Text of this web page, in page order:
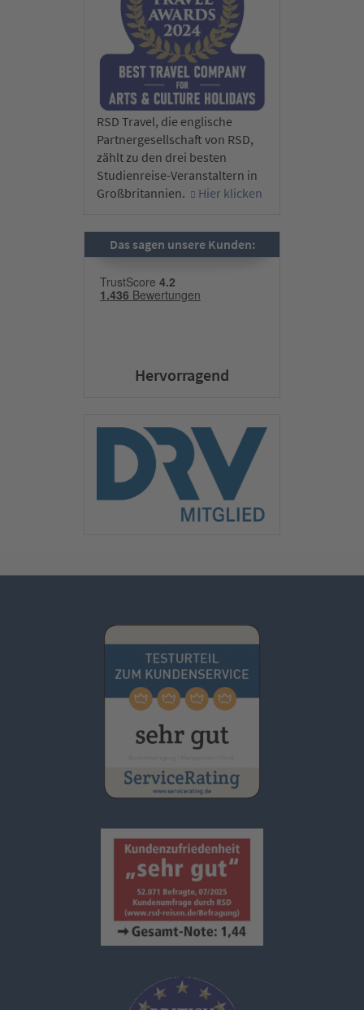
RSD Travel, die englische
Partnergesellschaft von RSD,
zählt zu den drei besten
Studienreise-Veranstaltern in
Großbritannien.
Hier klicken
Das sagen unsere Kunden:
Hervorragend